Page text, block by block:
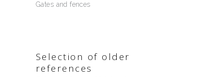
Gates and fences
Selection of older
references